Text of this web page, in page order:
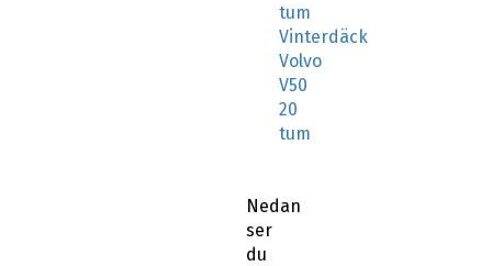
tum
Vinterdäck
Volvo
V50
20
tum
Nedan
ser
du